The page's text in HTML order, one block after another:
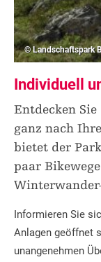
© Landschaftspark
Individuell
Entdecken
ganz nach
bietet der
paar
Informieren Sie
Anlagen geöffnet
unangenehmen